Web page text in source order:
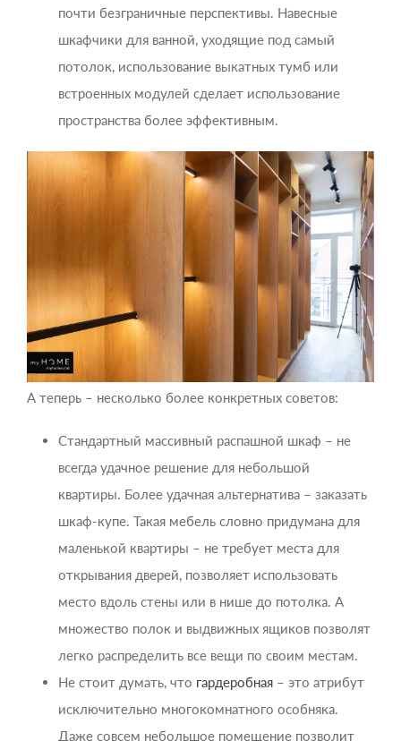
почти безграничные перспективы. Навесные
шкафчики для ванной, уходящие под самый
потолок, использование выкатных тумб или
встроенных модулей сделает использование
пространства более эффективным.
А теперь – несколько более конкретных советов:
Стандартный массивный распашной шкаф – не
всегда удачное решение для небольшой
квартиры. Более удачная альтернатива – заказать
шкаф-купе. Такая мебель словно придумана для
маленькой квартиры – не требует места для
открывания дверей, позволяет использовать
место вдоль стены или в нише до потолка. А
множество полок и выдвижных ящиков позволят
легко распределить все вещи по своим местам.
Не стоит думать, что гардеробная – это атрибут
исключительно многокомнатного особняка.
Даже совсем небольшое помещение позволит